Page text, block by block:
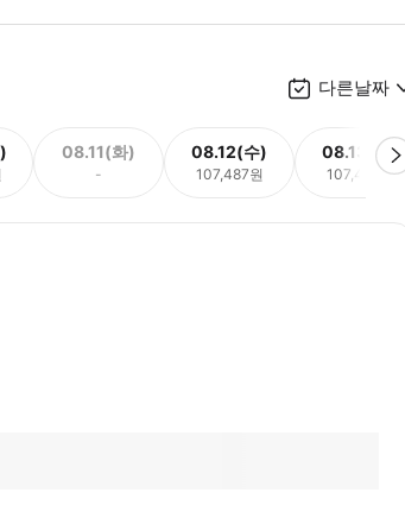
다른날짜
08.11(화)
-
08.12(수)
107,487원
08.13(목)
107,487원